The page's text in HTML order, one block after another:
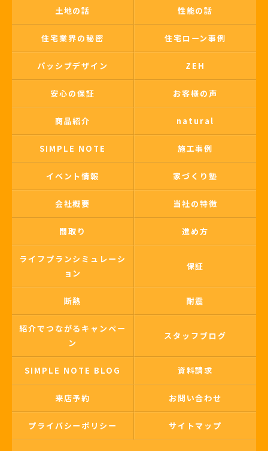
土地の話 性能の話
住宅業界の秘密 住宅ローン事例
パッシブデザイン ZEH
安心の保証 お客様の声
商品紹介 natural
SIMPLE NOTE 施工事例
イベント情報 家づくり塾
会社概要 当社の特徴
間取り 進め方
ライフプランシミュレーシ
ョン
保証
断熱 耐震
紹介でつながるキャンペー
ン
スタッフブログ
SIMPLE NOTE BLOG 資料請求
来店予約 お問い合わせ
プライバシーポリシー サイトマップ